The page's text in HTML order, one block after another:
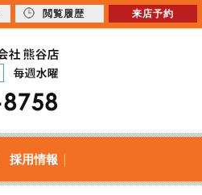
採用情報
閲覧履歴 来店予約